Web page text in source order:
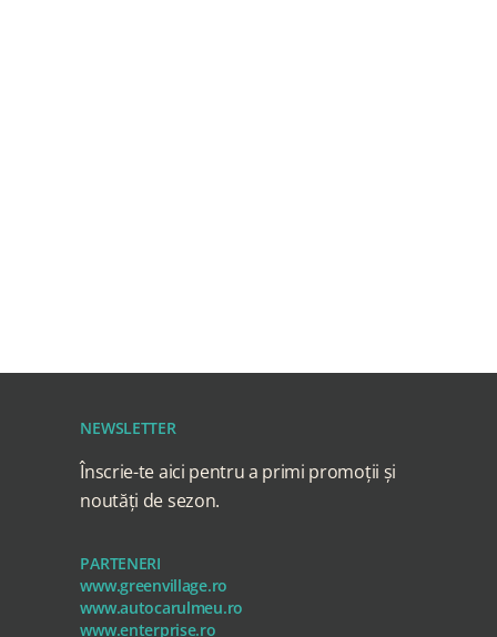
NEWSLETTER
Înscrie-te aici pentru a primi promoții și
noutăți de sezon.
PARTENERI
www.greenvillage.ro
www.autocarulmeu.ro
www.enterprise.ro